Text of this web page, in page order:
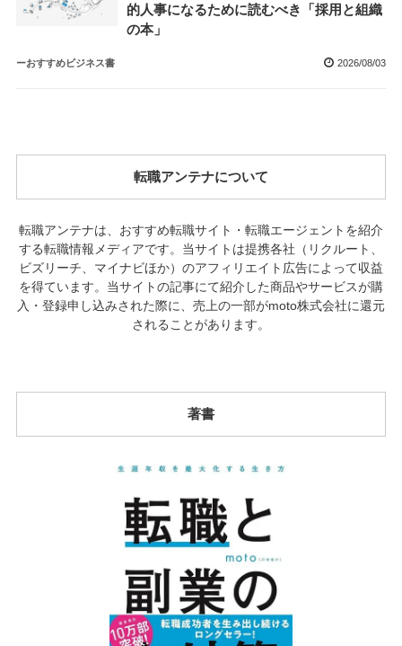
的人事になるために読むべき「採用と組織
の本」
ーおすすめビジネス書 2026/08/03
転職アンテナについて
転職アンテナは、おすすめ転職サイト・転職エージェントを紹介
する転職情報メディアです。当サイトは提携各社（リクルート、
ビズリーチ、マイナビほか）のアフィリエイト広告によって収益
を得ています。当サイトの記事にて紹介した商品やサービスが購
入・登録申し込みされた際に、売上の一部がmoto株式会社に還元
されることがあります。
著書